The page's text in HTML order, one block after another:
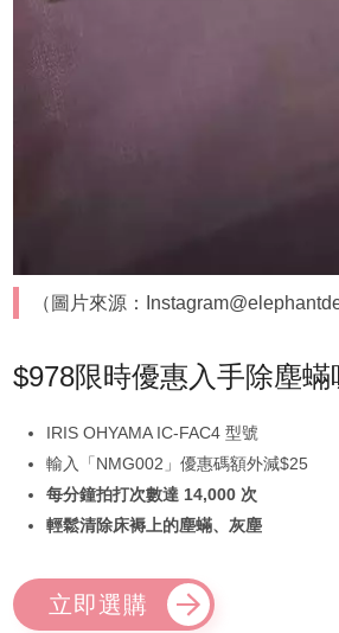
（圖片來源：
$978限時優惠入手除塵蟎
IRIS OHYAMA IC-FAC4 型號
輸入「NMG002」優惠碼額外減$25
每分鐘拍打次數達 14,000 次
輕鬆清除床褥上的塵蟎、灰塵
立即選購